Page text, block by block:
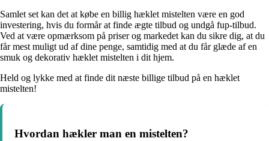
Samlet set kan det at købe en billig hæklet mistelten være en god
investering, hvis du formår at finde ægte tilbud og undgå fup-tilbud.
Ved at være opmærksom på priser og markedet kan du sikre dig, at du
får mest muligt ud af dine penge, samtidig med at du får glæde af en
smuk og dekorativ hæklet mistelten i dit hjem.
Held og lykke med at finde dit næste billige tilbud på en hæklet
mistelten!
Hvordan hækler man en mistelten?